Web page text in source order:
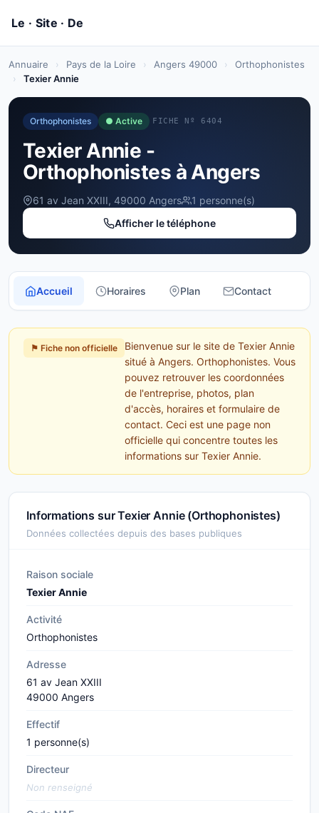
Annuaire › Pays de la Loire › Angers 49000 ›
Orthophonistes
›
Texier Annie
Orthophonistes ● Active FICHE Nº 6404
Texier Annie -
Orthophonistes à Angers
61 av Jean XXIII, 49000 Angers
1 personne(s)
Afficher le téléphone
Accueil Horaires Plan Contact
⚑ Fiche non officielle
Bienvenue sur le site de Texier Annie
situé à Angers. Orthophonistes. Vous
pouvez retrouver les coordonnées
de l'entreprise, photos, plan
d'accès, horaires et formulaire de
contact. Ceci est une page non
officielle qui concentre toutes les
informations sur Texier Annie.
Informations sur Texier Annie (Orthophonistes)
Données collectées depuis des bases publiques
Raison sociale
Texier Annie
Activité
Orthophonistes
Adresse
61 av Jean XXIII
49000 Angers
Effectif
1 personne(s)
Directeur
Non renseigné